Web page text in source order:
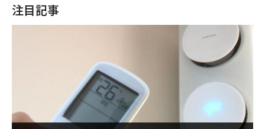
注目記事